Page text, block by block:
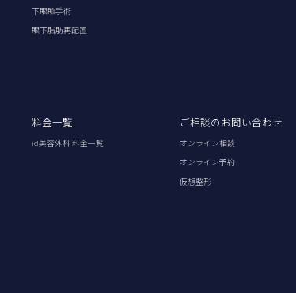
下眼瞼手術
眼下脂肪再配置
料金一覧
id美容外科 料金一覧
ご相談のお問い合わせ
オンライン相談
オンライン予約
仮想整形